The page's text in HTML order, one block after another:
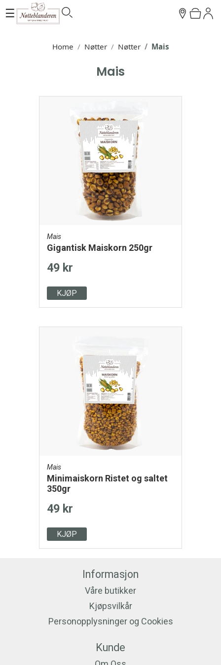
☰
Home Nøtter Nøtter Mais
Mais
Mais
Gigantisk Maiskorn 250gr
49 kr
KJØP
Mais
Minimaiskorn Ristet og saltet
350gr
49 kr
KJØP
Informasjon
Våre butikker
Kjøpsvilkår
Personopplysninger og Cookies
Kunde